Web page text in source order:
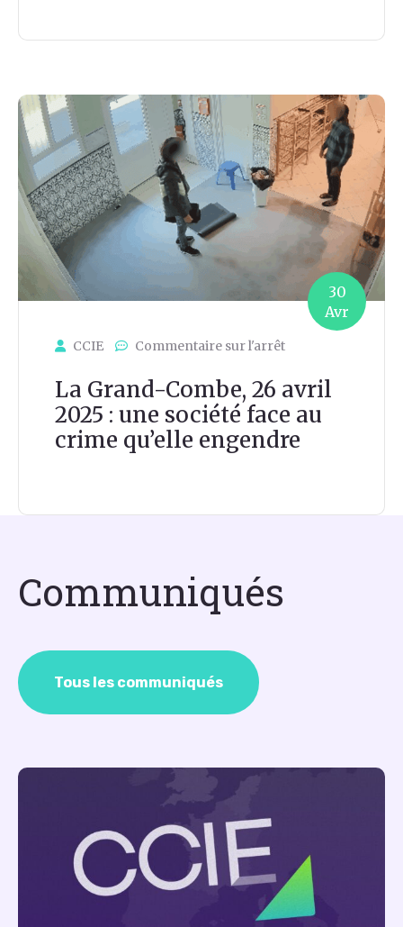
30
Avr
CCIE Commentaire sur l'arrêt
La Grand-Combe, 26 avril
2025 : une société face au
crime qu’elle engendre
Communiqués
Tous les communiqués